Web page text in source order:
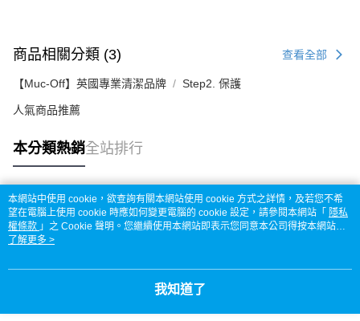
商品相關分類 (3) 查看全部
【Muc-Off】英國專業清潔品牌 Step2. 保護
人氣商品推薦
本分類熱銷全站排行
熱門標籤
本網站中使用 cookie，欲查詢有關本網站使用 cookie 方式之詳情，及若您不希
望在電腦上使用 cookie 時應如何變更電腦的 cookie 設定，請參閱本網站「 隱私
權條款 」之 Cookie 聲明。您繼續使用本網站即表示您同意本公司得按本網站使
用條款之 Cookie 聲明使用 cookie。
了解更多 >
我知道了